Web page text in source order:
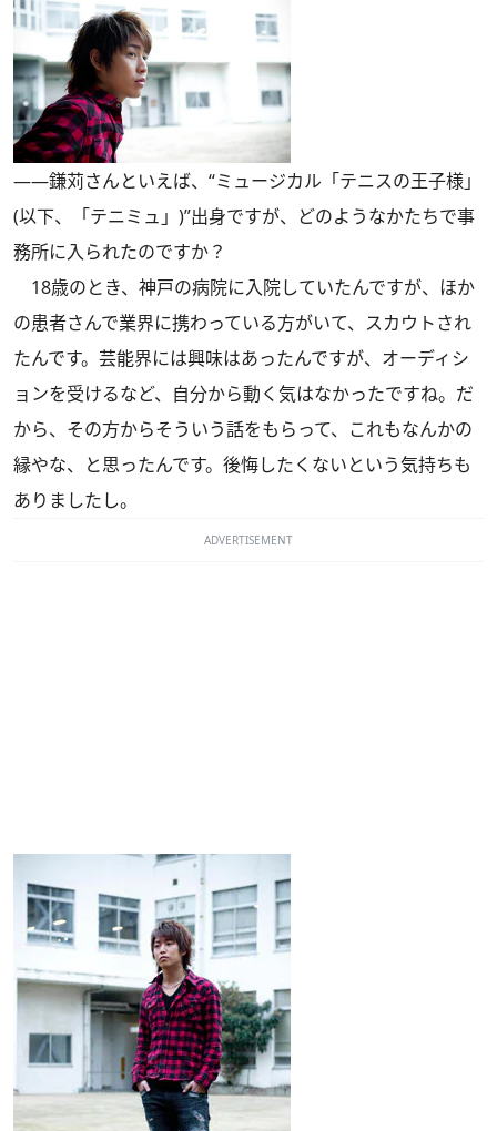
――鎌苅さんといえば、“ミュージカル「テニスの王子様」
(以下、「テニミュ」)”出身ですが、どのようなかたちで事
務所に入られたのですか？
18歳のとき、神戸の病院に入院していたんですが、ほか
の患者さんで業界に携わっている方がいて、スカウトされ
たんです。芸能界には興味はあったんですが、オーディシ
ョンを受けるなど、自分から動く気はなかったですね。だ
から、その方からそういう話をもらって、これもなんかの
縁やな、と思ったんです。後悔したくないという気持ちも
ありましたし。
ADVERTISEMENT